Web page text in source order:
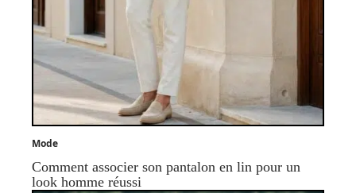
Mode
Comment associer son pantalon en lin pour un
look homme réussi